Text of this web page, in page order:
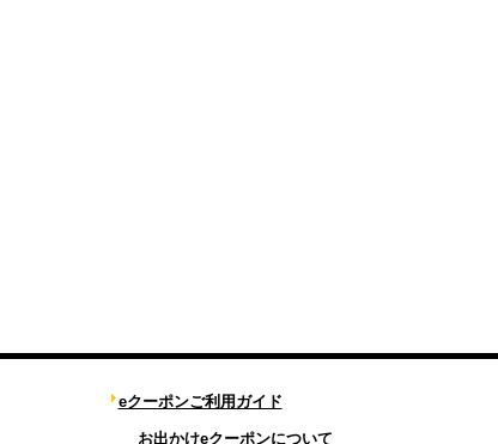
eクーポンご利用ガイド
お出かけeクーポンについて